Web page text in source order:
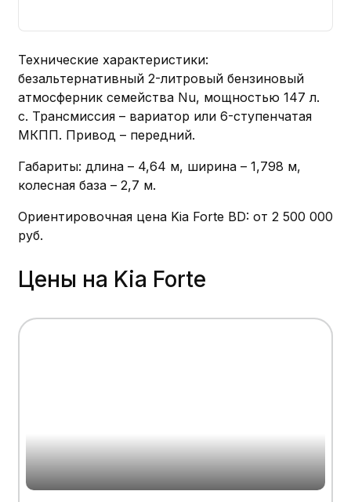
Технические характеристики:
безальтернативный 2-литровый бензиновый
атмосферник семейства Nu, мощностью 147 л.
с. Трансмиссия – вариатор или 6-ступенчатая
МКПП. Привод – передний.
Габариты: длина – 4,64 м, ширина – 1,798 м,
колесная база – 2,7 м.
Ориентировочная цена Kia Forte BD: от 2 500 000
руб.
Цены на Kia Forte